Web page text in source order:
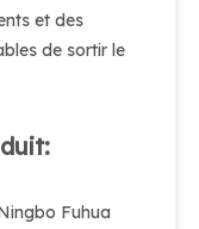
et des
de sortir le
Fuhua